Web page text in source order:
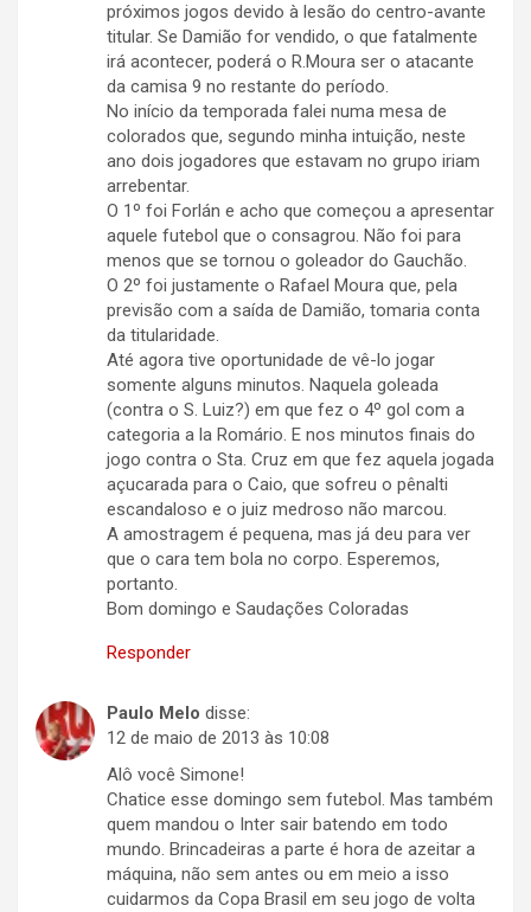
próximos jogos devido à lesão do centro-avante
titular. Se Damião for vendido, o que fatalmente
irá acontecer, poderá o R.Moura ser o atacante
da camisa 9 no restante do período.
No início da temporada falei numa mesa de
colorados que, segundo minha intuição, neste
ano dois jogadores que estavam no grupo iriam
arrebentar.
O 1º foi Forlán e acho que começou a apresentar
aquele futebol que o consagrou. Não foi para
menos que se tornou o goleador do Gauchão.
O 2º foi justamente o Rafael Moura que, pela
previsão com a saída de Damião, tomaria conta
da titularidade.
Até agora tive oportunidade de vê-lo jogar
somente alguns minutos. Naquela goleada
(contra o S. Luiz?) em que fez o 4º gol com a
categoria a la Romário. E nos minutos finais do
jogo contra o Sta. Cruz em que fez aquela jogada
açucarada para o Caio, que sofreu o pênalti
escandaloso e o juiz medroso não marcou.
A amostragem é pequena, mas já deu para ver
que o cara tem bola no corpo. Esperemos,
portanto.
Bom domingo e Saudações Coloradas
Responder
Paulo Melo disse:
12 de maio de 2013 às 10:08
Alô você Simone!
Chatice esse domingo sem futebol. Mas também
quem mandou o Inter sair batendo em todo
mundo. Brincadeiras a parte é hora de azeitar a
máquina, não sem antes ou em meio a isso
cuidarmos da Copa Brasil em seu jogo de volta